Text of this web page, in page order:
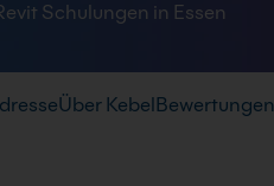
Schulungen in Essen
Über KebelBewertungen